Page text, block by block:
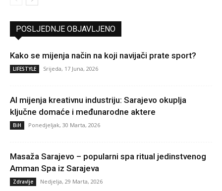
POSLJEDNJE OBJAVLJENO
Kako se mijenja način na koji navijači prate sport?
LIFESTYLE Srijeda, 17 Juna, 2026
AI mijenja kreativnu industriju: Sarajevo okuplja
ključne domaće i međunarodne aktere
BiH Ponedjeljak, 30 Marta, 2026
Masaža Sarajevo – popularni spa ritual jedinstvenog
Amman Spa iz Sarajeva
Zdravlje Nedjelja, 29 Marta, 2026